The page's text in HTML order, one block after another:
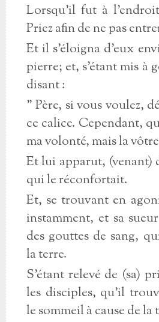
Lorsqu'il fut à
Priez afin de ne pas
Et il s'éloigna d'eux
pierre; et, s'étant mis à
disant :
" Père, si vous voulez,
ce calice. Cependant,
ma volonté, mais la
Et lui apparut, (venant)
qui le réconfortait.
Et, se trouvant en
instamment, et sa
des gouttes de sang,
la terre.
S'étant relevé de (sa)
les disciples, qu'il
le sommeil à cause de la